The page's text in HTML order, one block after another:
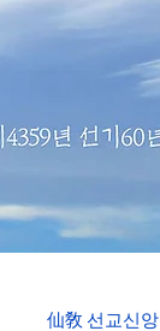
仙敎 선교신앙